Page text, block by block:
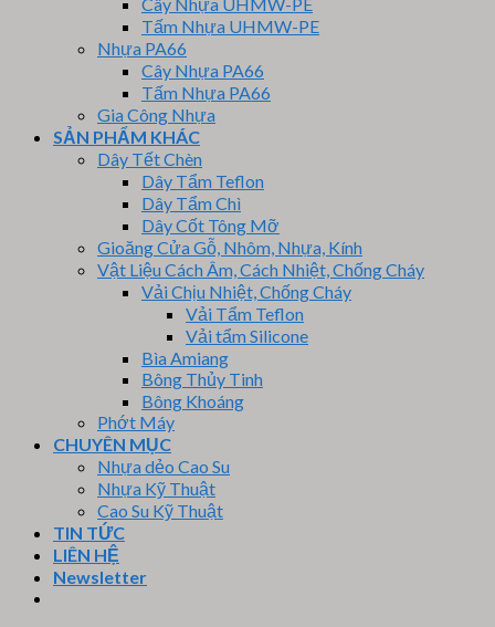
Cây Nhựa UHMW-PE
Tấm Nhựa UHMW-PE
Nhựa PA66
Cây Nhựa PA66
Tấm Nhựa PA66
Gia Công Nhựa
SẢN PHẨM KHÁC
Dây Tết Chèn
Dây Tẩm Teflon
Dây Tẩm Chì
Dây Cốt Tông Mỡ
Gioăng Cửa Gỗ, Nhôm, Nhựa, Kính
Vật Liệu Cách Âm, Cách Nhiệt, Chống Cháy
Vải Chịu Nhiệt, Chống Cháy
Vải Tẩm Teflon
Vải tẩm Silicone
Bìa Amiang
Bông Thủy Tinh
Bông Khoáng
Phớt Máy
CHUYÊN MỤC
Nhựa dẻo Cao Su
Nhựa Kỹ Thuật
Cao Su Kỹ Thuật
TIN TỨC
LIÊN HỆ
Newsletter